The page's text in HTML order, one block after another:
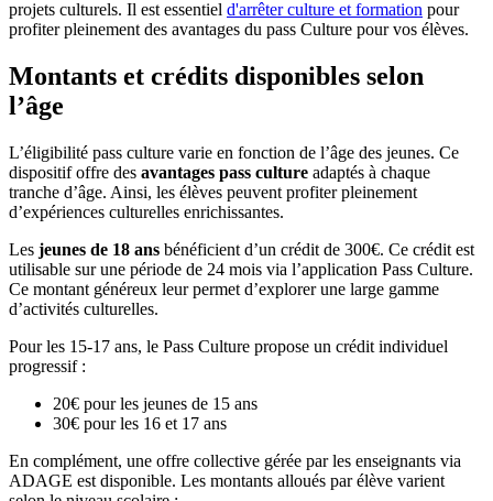
projets culturels. Il est essentiel d'arrêter culture et formation pour
profiter pleinement des avantages du pass Culture pour vos élèves.
Montants et crédits disponibles selon
l’âge
L’éligibilité pass culture varie en fonction de l’âge des jeunes. Ce
dispositif offre des avantages pass culture adaptés à chaque
tranche d’âge. Ainsi, les élèves peuvent profiter pleinement
d’expériences culturelles enrichissantes.
Les jeunes de 18 ans bénéficient d’un crédit de 300€. Ce crédit est
utilisable sur une période de 24 mois via l’application Pass Culture.
Ce montant généreux leur permet d’explorer une large gamme
d’activités culturelles.
Pour les 15-17 ans, le Pass Culture propose un crédit individuel
progressif :
20€ pour les jeunes de 15 ans
30€ pour les 16 et 17 ans
En complément, une offre collective gérée par les enseignants via
ADAGE est disponible. Les montants alloués par élève varient